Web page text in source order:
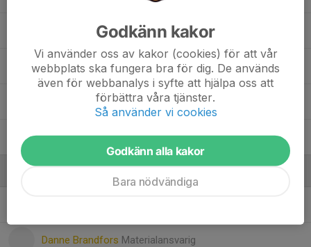
4. Maja Weiselius
8. Rebekka Ringqvist 5
19. Sofia Boqvist
21. Tone Brundin 1
Danne Brandfors Materialansvarig
Godkänn kakor
Vi använder oss av kakor (cookies) för att vår
webbplats ska fungera bra för dig. De används
även för webbanalys i syfte att hjälpa oss att
förbättra våra tjänster.
Så använder vi cookies
Godkänn alla kakor
Bara nödvändiga